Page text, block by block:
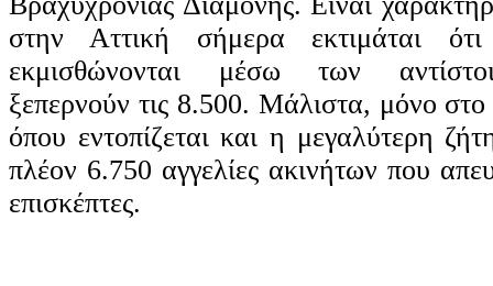
στην Αττική σήμερα εκτιμάται
εκμισθώνονται μέσω των
ξεπερνούν τις 8.500. Μάλιστα, μόνο
όπου εντοπίζεται και η μεγαλύτερη
πλέον 6.750 αγγελίες ακινήτων που
επισκέπτες.